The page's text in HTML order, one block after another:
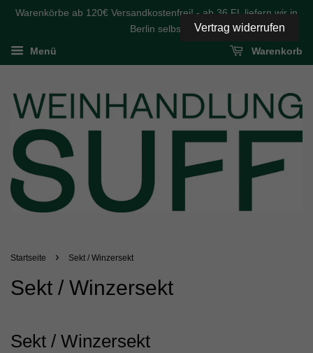
Warenkörbe ab 120€ Versandkostenfrei! - ab 36 FL liefern wir in
Berlin selbst
Menü Warenkorb
Startseite › Sekt / Winzersekt
Sekt / Winzersekt
Sekt / Winzersekt
Vertrag widerrufen